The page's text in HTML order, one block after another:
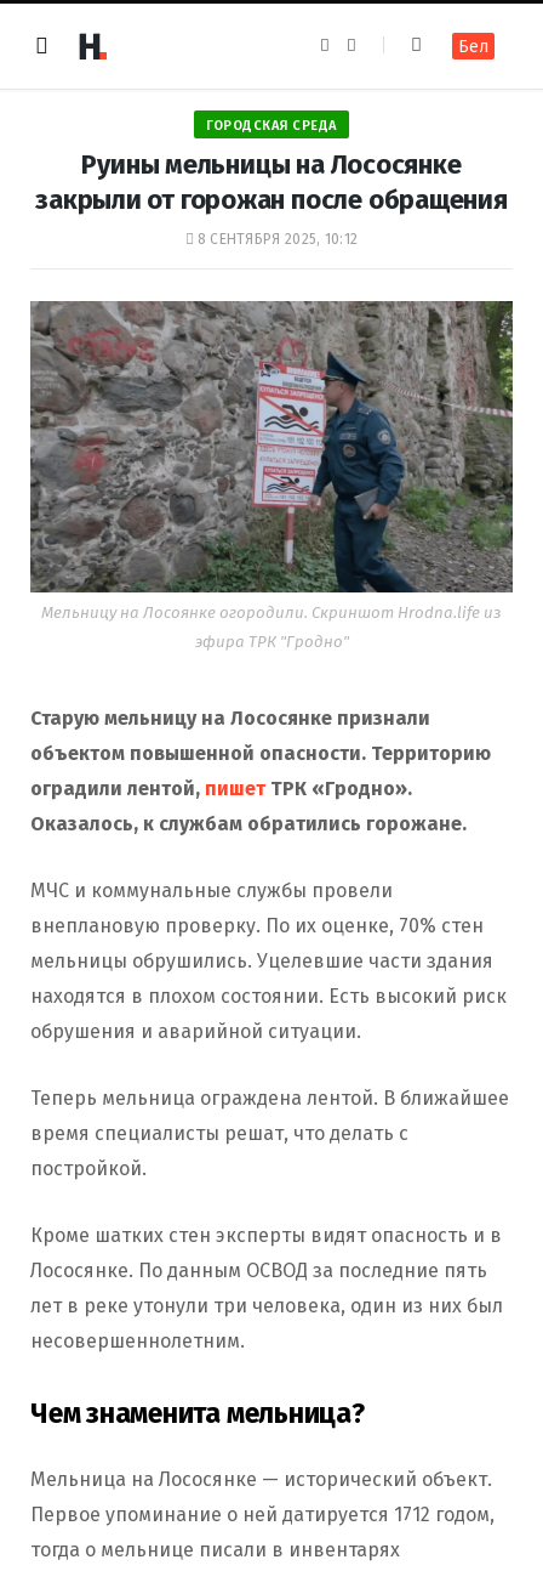
e
b
o
o
k
t
a
m
Бел
ГОРОДСКАЯ СРЕДА
Руины мельницы на Лососянке
закрыли от горожан после обращения
8 СЕНТЯБРЯ 2025, 10:12
Мельницу на Лосоянке огородили. Скриншот Hrodna.life из
эфира ТРК "Гродно"
Старую мельницу на Лососянке признали
объектом повышенной опасности. Территорию
оградили лентой, пишетТРК «Гродно».
Оказалось, к службам обратились горожане.
МЧС и коммунальные службы провели
внеплановую проверку. По их оценке, 70% стен
мельницы обрушились. Уцелевшие части здания
находятся в плохом состоянии. Есть высокий риск
обрушения и аварийной ситуации.
Теперь мельница ограждена лентой. В ближайшее
время специалисты решат, что делать с
постройкой.
Кроме шатких стен эксперты видят опасность и в
Лососянке. По данным ОСВОД за последние пять
лет в реке утонули три человека, один из них был
несовершеннолетним.
Чем знаменита мельница?
Мельница на Лососянке — исторический объект.
Первое упоминание о ней датируется 1712 годом,
тогда о мельнице писали в инвентарях